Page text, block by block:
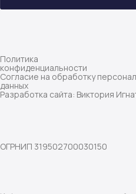
Политика
конфиденциальности
Согласие на обработку
данных
Разработка сайта: Виктория
ОГРНИП 319502700030150